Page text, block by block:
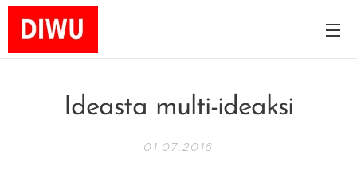
Ideasta multi-ideaksi
01.07.2016